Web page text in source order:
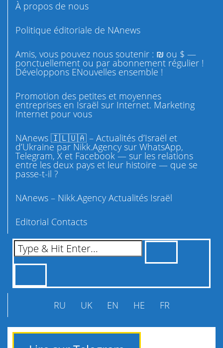
À propos de nous
Politique éditoriale de NAnews
Amis, vous pouvez nous soutenir : ₪ ou $ —
ponctuellement ou par abonnement régulier !
Développons ENouvelles ensemble !
Promotion des petites et moyennes
entreprises en Israël sur Internet. Marketing
Internet pour vous
NAnews 🇮🇱🇺🇦 – Actualités d’Israël et
d’Ukraine par Nikk.Agency sur WhatsApp,
Telegram, X et Facebook — sur les relations
entre les deux pays et leur histoire — que se
passe-t-il ?
NAnews – Nikk.Agency Actualités Israël
Editorial Contacts
RU UK EN HE FR